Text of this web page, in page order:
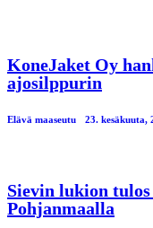
KoneJaket Oy
ajosilppurin
Elävä maaseutu 23. kesäkuuta,
Sievin lukion
Pohjanmaalla